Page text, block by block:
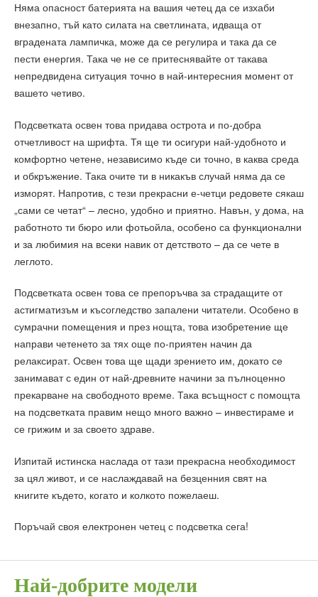
Няма опасност батерията на вашия четец да се изхаби
внезапно, тъй като силата на светлината, идваща от
вградената лампичка, може да се регулира и така да се
пести енергия. Така че не се притеснявайте от такава
непредвидена ситуация точно в най-интересния момент от
вашето четиво.
Подсветката освен това придава острота и по-добра
отчетливост на шрифта. Тя ще ти осигури най-удобното и
комфортно четене, независимо къде си точно, в каква среда
и обкръжение. Така очите ти в никакъв случай няма да се
изморят. Напротив, с тези прекрасни е-четци редовете сякаш
„сами се четат“ – лесно, удобно и приятно. Навън, у дома, на
работното ти бюро или фотьойла, особено са функционални
и за любимия на всеки навик от детството – да се чете в
леглото.
Подсветката освен това се препоръчва за страдащите от
астигматизъм и късогледство запалени читатели. Особено в
сумрачни помещения и през нощта, това изобретение ще
направи четенето за тях още по-приятен начин да
релаксират. Освен това ще щади зрението им, докато се
занимават с един от най-древните начини за пълноценно
прекарване на свободното време. Така всъщност с помощта
на подсветката правим нещо много важно – инвестираме и
се грижим и за своето здраве.
Изпитай истинска наслада от тази прекрасна необходимост
за цял живот, и се наслаждавай на безценния свят на
книгите където, когато и колкото пожелаеш.
Поръчай своя електронен четец с подсветка сега!
Най-добрите модели